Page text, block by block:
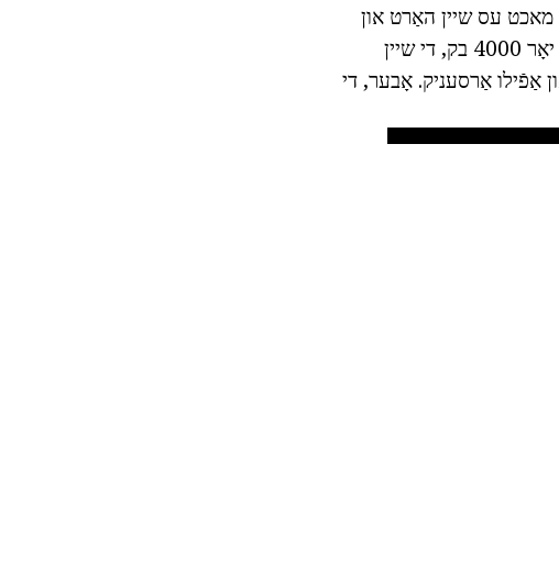
מאכט עס שיין האַרט און
גרויזאַם מעטהאָדס. לויט צו עטלעכע היסטארישע רעפֿערענצן, אַפֿילו אין די יאָר 4000 בק, די שיין
אַפֿילו אַרסעניק. אָבער, די